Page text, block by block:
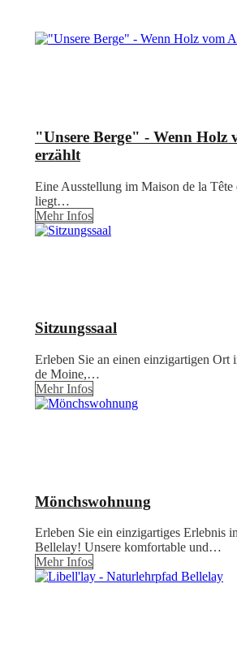
"Unsere Berge" - Wenn Holz
erzählt
Eine Ausstellung im Maison de la
liegt…
Mehr Infos
Sitzungssaal
Erleben Sie an einen einzigartigen Ort
de Moine,…
Mehr Infos
Mönchswohnung
Erleben Sie ein einzigartiges Erlebnis
Bellelay! Unsere komfortable und…
Mehr Infos